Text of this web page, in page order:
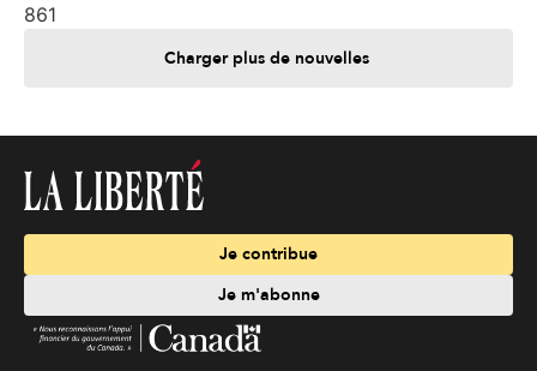
861
Charger plus de nouvelles
Je contribue
Je m'abonne